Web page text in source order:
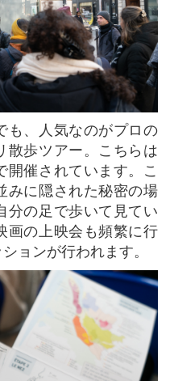
散歩ツアー。こちらは
開催されています。こ
みに隠された秘密の場
分の足で歩いて見てい
画の上映会も頻繁に行
ョンが行われます。